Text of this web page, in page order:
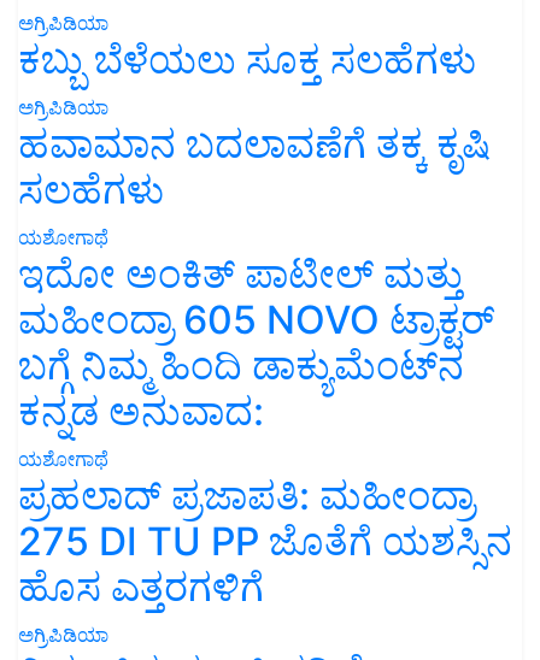
ಅಗ್ರಿಪಿಡಿಯಾ
ಕಬ್ಬು ಬೆಳೆಯಲು ಸೂಕ್ತ ಸಲಹೆಗಳು
ಅಗ್ರಿಪಿಡಿಯಾ
ಹವಾಮಾನ ಬದಲಾವಣೆಗೆ ತಕ್ಕ ಕೃಷಿ
ಸಲಹೆಗಳು
ಯಶೋಗಾಥೆ
ಇದೋ ಅಂಕಿತ್ ಪಾಟೀಲ್ ಮತ್ತು
ಮಹೀಂದ್ರಾ 605 NOVO ಟ್ರಾಕ್ಟರ್
ಬಗ್ಗೆ ನಿಮ್ಮ ಹಿಂದಿ ಡಾಕ್ಯುಮೆಂಟ್‌ನ
ಕನ್ನಡ ಅನುವಾದ:
ಯಶೋಗಾಥೆ
ಪ್ರಹಲಾದ್ ಪ್ರಜಾಪತಿ: ಮಹೀಂದ್ರಾ
275 DI TU PP ಜೊತೆಗೆ ಯಶಸ್ಸಿನ
ಹೊಸ ಎತ್ತರಗಳಿಗೆ
ಅಗ್ರಿಪಿಡಿಯಾ